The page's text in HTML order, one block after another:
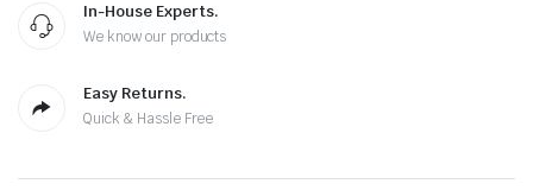
In-House Experts.
We know our products
Easy Returns.
Quick & Hassle Free